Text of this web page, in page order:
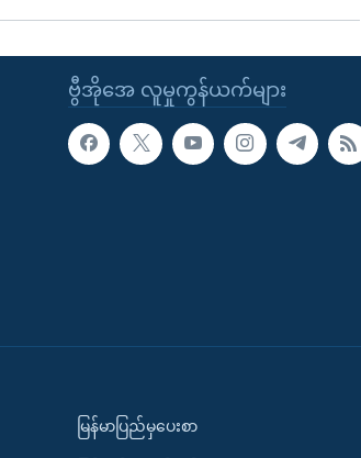
ဗွီအိုအေ လူမှုကွန်ယက်များ
မြန်မာပြည်မှပေးစာ